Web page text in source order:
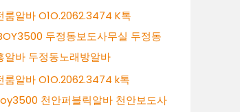
룸알바 O1O.2062.3474 K톡
두정동보도사무실 두정동
알바 두정동노래방알바
룸알바 O1O.2062.3474 k톡
천안퍼블릭알바 천안보도사